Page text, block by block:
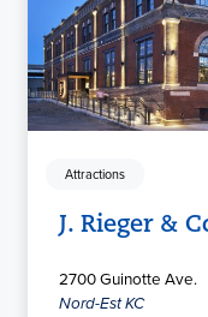
Attractions
J. Rieger &
2700 Guinotte Ave.
Nord-Est KC